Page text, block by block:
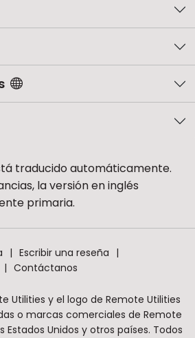
traducido automáticamente.
la versión en inglés
primaria.
Escribir una reseña
Contáctanos
Utilities y el logo de Remote Utilities
o marcas comerciales de Remote
Estados Unidos y otros países. Todos